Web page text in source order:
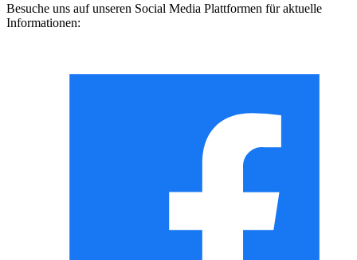
Besuche uns auf unseren Social Media Plattformen für aktuelle
Informationen: